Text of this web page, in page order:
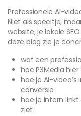
Professionele AI-
Niet als speeltje,
website, je lokale
deze blog zie je
wat een
hoe P3Media
hoe je AI-video’s
conversie
hoe je intern
ziet